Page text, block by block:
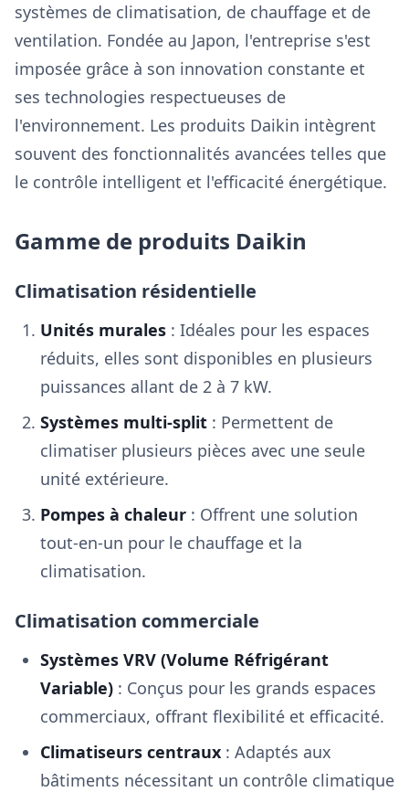
systèmes de climatisation, de chauffage et de
ventilation. Fondée au Japon, l'entreprise s'est
imposée grâce à son innovation constante et
ses technologies respectueuses de
l'environnement. Les produits Daikin intègrent
souvent des fonctionnalités avancées telles que
le contrôle intelligent et l'efficacité énergétique.
Gamme de produits Daikin
Climatisation résidentielle
Unités murales : Idéales pour les espaces
réduits, elles sont disponibles en plusieurs
puissances allant de 2 à 7 kW.
Systèmes multi-split : Permettent de
climatiser plusieurs pièces avec une seule
unité extérieure.
Pompes à chaleur : Offrent une solution
tout-en-un pour le chauffage et la
climatisation.
Climatisation commerciale
Systèmes VRV (Volume Réfrigérant
Variable) : Conçus pour les grands espaces
commerciaux, offrant flexibilité et efficacité.
Climatiseurs centraux : Adaptés aux
bâtiments nécessitant un contrôle climatique